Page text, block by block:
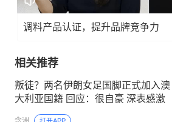
调料产品认证，提升品牌竞争力
相关推荐
叛徒？两名伊朗女足国脚正式加入澳
大利亚国籍 回应：很自豪 深表感激